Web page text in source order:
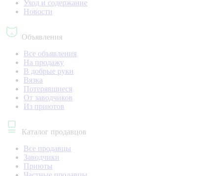
Уход и содержание
Новости
Объявления
Все объявления
На продажу
В добрые руки
Вязка
Потерявшиеся
От заводчиков
Из приютов
Каталог продавцов
Все продавцы
Заводчики
Приюты